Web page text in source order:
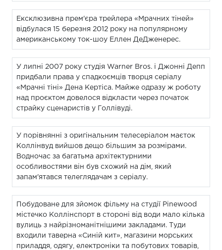
Ексклюзивна прем'єра трейлера «Мрачних тіней»
відбулася 15 березня 2012 року на популярному
американському ток-шоу Еллен ДеДженерес.
У липні 2007 року студія Warner Bros. і Джонні Депп
придбали права у спадкоємців творця серіалу
«Мрачні тіні» Дена Кертіса. Майже одразу ж роботу
над проєктом довелося відкласти через початок
страйку сценаристів у Голлівуді.
У порівнянні з оригінальним телесеріалом маєток
Коллінвуд вийшов дещо більшим за розмірами.
Водночас за багатьма архітектурними
особливостями він був схожий на дім, який
запам'ятався телеглядачам з серіалу.
Побудоване для зйомок фільму на студії Pinewood
містечко Коллінспорт в стороні від води мало кілька
вулиць з найрізноманітнішими закладами. Туди
входили таверна «Синій кит», магазини морських
приладдя, одягу, електроніки та побутових товарів,